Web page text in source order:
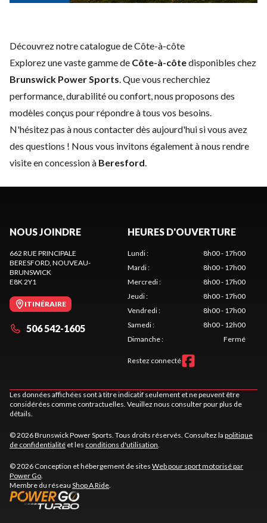
Découvrez notre catalogue de Côte-à-côte
Explorez une vaste gamme de Côte-à-côtedisponibles chez
Brunswick Power Sports. Que vous recherchiez
performance, durabilité ou confort, nous proposons des
modèles conçus pour répondre à tous vos besoins.
N'hésitez pas ànous contacterdès aujourd'hui si vous avez
des questions ! Nous vous invitons également à nous rendre
visite en concession à Beresford.
NOUS JOINDRE
662 RUE PRINCIPALE
BERESFORD, NOUVEAU-
BRUNSWICK
E8K 2Y1
ITINÉRAIRE
506 542-1605
HEURES D'OUVERTURE
Lundi:
8h00 - 17h00
Mardi:
8h00 - 17h00
Mercredi:
8h00 - 17h00
Jeudi:
8h00 - 17h00
Vendredi:
8h00 - 17h00
Samedi:
8h00 - 12h00
Dimanche: Fermé
Restez connecté
Les données affichées sont à titre indicatif seulement et ne peuvent être
considérées comme contractuelles. Veuillez nous consulter pour plus de
détails.
© 2026 Brunswick Power Sports. Tous droits réservés. Consultez la politique
de confidentialité et les conditions d'utilisation.
© 2026 Conception et hébergement de sites Web pour sport motorisé par
Power Go.
Membre du réseau Shop A Ride.